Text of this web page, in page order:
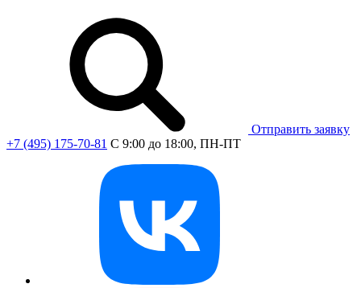
Отправить заявку
+7 (495) 175-70-81 C 9:00 до 18:00, ПН-ПТ